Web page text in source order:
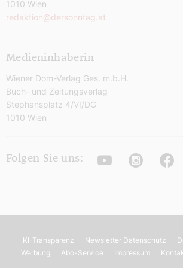
1010 Wien
redaktion@dersonntag.at
Medieninhaberin
Wiener Dom-Verlag Ges. m.b.H.
Buch- und Zeitungsverlag
Stephansplatz 4/VI/DG
1010 Wien
Folgen Sie uns: Youtube
KI-Transparenz Newsletter Datenschutz
Werbung
Abo-Service Impressum